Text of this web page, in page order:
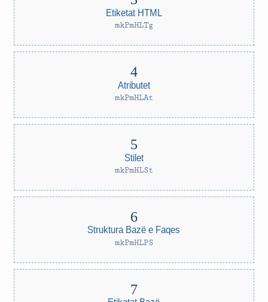
Etiketat HTML
mkPmHLTg
Atributet
mkPmHLAt
Stilet
mkPmHLSt
Struktura Bazë e Faqes
mkPmHLPS